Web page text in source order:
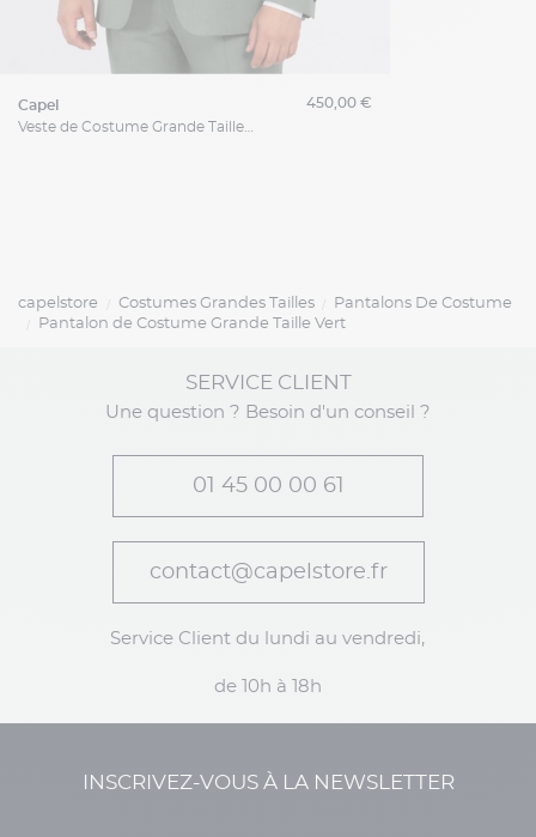
capel
Veste de Costume Grande Taille Verte
450,00 €
capelstore Costumes Grandes Tailles
Pantalons De Costume
Pantalon de Costume Grande Taille Vert
SERVICE CLIENT
Une question ? Besoin d'un conseil ?
01 45 00 00 61
contact@capelstore.fr
Service Client du lundi au vendredi,
de 10h à 18h
INSCRIVEZ-VOUS À LA NEWSLETTER